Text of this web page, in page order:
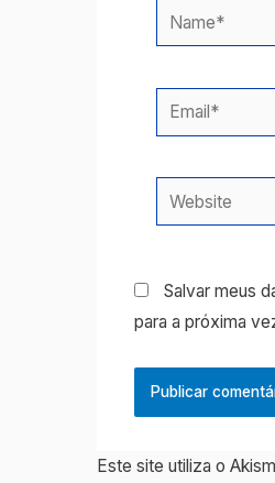
Name*
Email*
Website
Salvar meus
para a próxima
Este site utiliza o